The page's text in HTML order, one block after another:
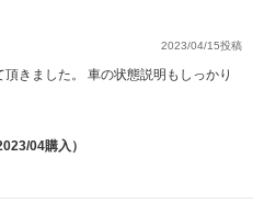
2023/04/15投稿
きました。 車の状態説明もしっかり
04購入）